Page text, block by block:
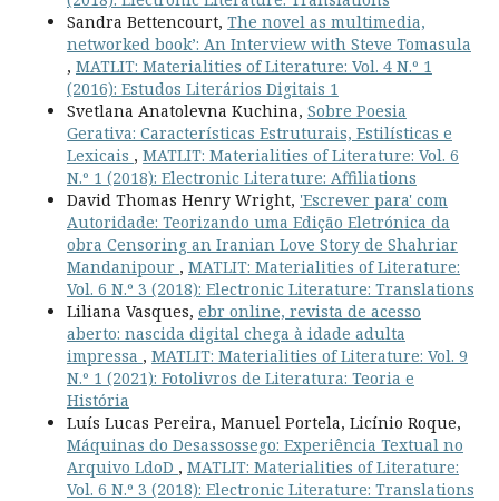
Sandra Bettencourt, The novel as multimedia,
networked book’: An Interview with Steve Tomasula
, MATLIT: Materialities of Literature: Vol. 4 N.º 1
(2016): Estudos Literários Digitais 1
Svetlana Anatolevna Kuchina, Sobre Poesia
Gerativa: Características Estruturais, Estilísticas e
Lexicais , MATLIT: Materialities of Literature: Vol. 6
N.º 1 (2018): Electronic Literature: Affiliations
David Thomas Henry Wright, 'Escrever para' com
Autoridade: Teorizando uma Edição Eletrónica da
obra Censoring an Iranian Love Story de Shahriar
Mandanipour , MATLIT: Materialities of Literature:
Vol. 6 N.º 3 (2018): Electronic Literature: Translations
Liliana Vasques, ebr online, revista de acesso
aberto: nascida digital chega à idade adulta
impressa , MATLIT: Materialities of Literature: Vol. 9
N.º 1 (2021): Fotolivros de Literatura: Teoria e
História
Luís Lucas Pereira, Manuel Portela, Licínio Roque,
Máquinas do Desassossego: Experiência Textual no
Arquivo LdoD , MATLIT: Materialities of Literature:
Vol. 6 N.º 3 (2018): Electronic Literature: Translations